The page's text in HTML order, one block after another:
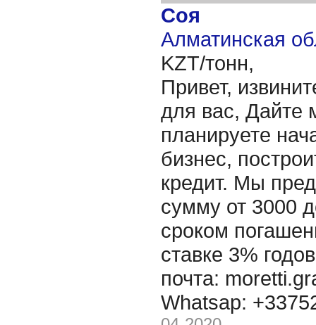
Соя
Алматинская
KZT/тонн,
Привет,
для вас, Дайте
планируете
бизнес,
кредит. Мы
сумму от 3000
сроком
ставке 3%
почта:
Whatsap: